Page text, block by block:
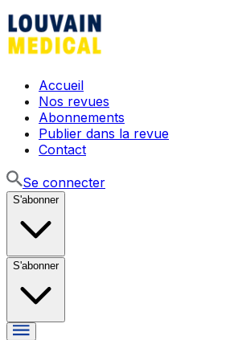
Accueil
Nos revues
Abonnements
Publier dans la revue
Contact
Se connecter
S'abonner
S'abonner